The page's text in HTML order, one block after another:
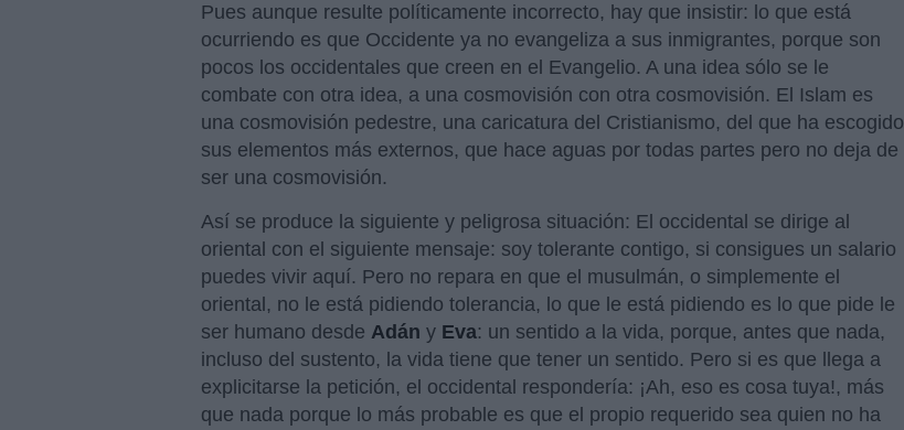
Pues aunque resulte políticamente incorrecto, hay que insistir: lo que está
ocurriendo es que Occidente ya no evangeliza a sus inmigrantes, porque son
pocos los occidentales que creen en el Evangelio. A una idea sólo se le
combate con otra idea, a una cosmovisión con otra cosmovisión. El Islam es
una cosmovisión pedestre, una caricatura del Cristianismo, del que ha escogido
sus elementos más externos, que hace aguas por todas partes pero no deja de
ser una cosmovisión.
Así se produce la siguiente y peligrosa situación: El occidental se dirige al
oriental con el siguiente mensaje: soy tolerante contigo, si consigues un salario
puedes vivir aquí. Pero no repara en que el musulmán, o simplemente el
oriental, no le está pidiendo tolerancia, lo que le está pidiendo es lo que pide le
ser humano desde Adán y Eva: un sentido a la vida, porque, antes que nada,
incluso del sustento, la vida tiene que tener un sentido. Pero si es que llega a
explicitarse la petición, el occidental respondería: ¡Ah, eso es cosa tuya!, más
que nada porque lo más probable es que el propio requerido sea quien no ha